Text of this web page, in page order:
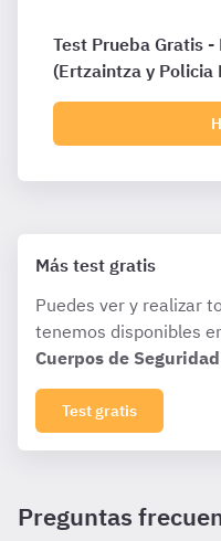
Test Prueba Gratis -
(Ertzaintza y Policia
Más test gratis
Puedes ver y realizar
tenemos disponibles
Cuerpos de Seguridad
Test gratis
Preguntas